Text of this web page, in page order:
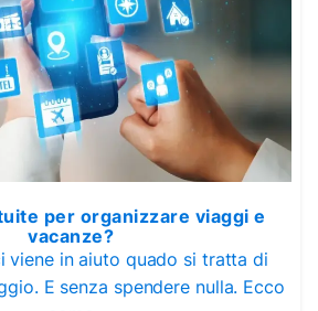
per organizzare viaggi e
vacanze?
viene in aiuto quado si tratta di
E senza spendere nulla. Ecco